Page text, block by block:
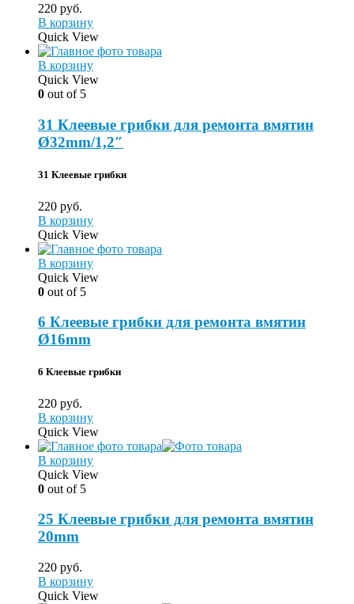
220 руб.
В корзину
Quick View
В корзину
Quick View
0 out of 5
31 Клеевые грибки для ремонта вмятин
Ø32mm/1,2″
31 Клеевые грибки
220 руб.
В корзину
Quick View
В корзину
Quick View
0 out of 5
6 Клеевые грибки для ремонта вмятин
Ø16mm
6 Клеевые грибки
220 руб.
В корзину
Quick View
В корзину
Quick View
0 out of 5
25 Клеевые грибки для ремонта вмятин
20mm
220 руб.
В корзину
Quick View